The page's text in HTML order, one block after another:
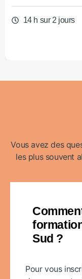
14 h sur 2 jours
Vous avez des
les plus souvent
Sud ?
Pour vous